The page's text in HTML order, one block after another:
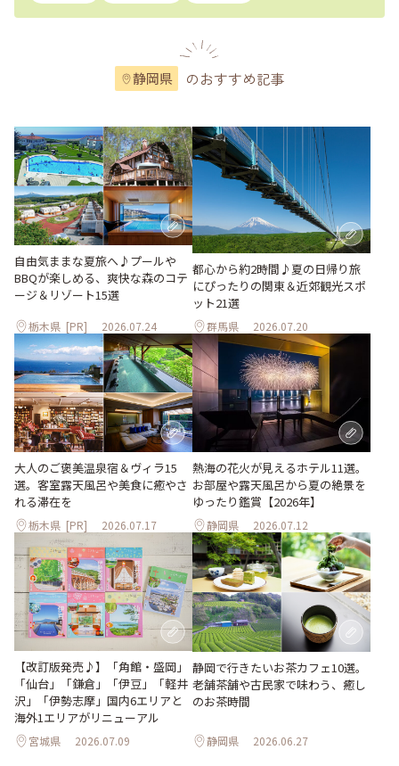
静岡県 のおすすめ記事
自由気ままな夏旅へ♪プールや
BBQが楽しめる、爽快な森のコテ
ージ＆リゾート15選
栃木県 [PR] 2026.07.24
都心から約2時間♪夏の日帰り旅
にぴったりの関東＆近郊観光スポ
ット21選
群馬県 2026.07.20
大人のご褒美温泉宿＆ヴィラ15
選。客室露天風呂や美食に癒やさ
れる滞在を
栃木県 [PR] 2026.07.17
熱海の花火が見えるホテル11選。
お部屋や露天風呂から夏の絶景を
ゆったり鑑賞【2026年】
静岡県 2026.07.12
【改訂版発売♪】「角館・盛岡」
「仙台」「鎌倉」「伊豆」「軽井
沢」「伊勢志摩」国内6エリアと
海外1エリアがリニューアル
宮城県 2026.07.09
静岡で行きたいお茶カフェ10選。
老舗茶舗や古民家で味わう、癒し
のお茶時間
静岡県 2026.06.27